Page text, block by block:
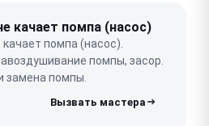
качает помпа (насос)
помпа (насос).
помпы, засор.
замена помпы.